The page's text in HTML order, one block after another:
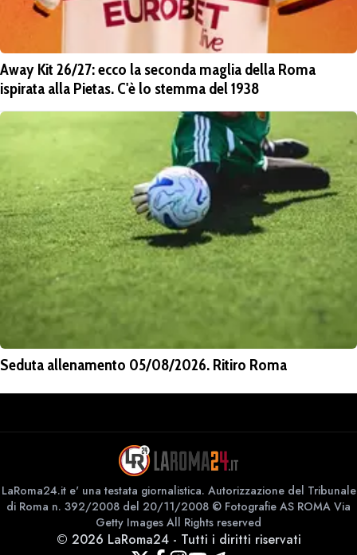
Away Kit 26/27: ecco la seconda maglia della Roma
ispirata alla Pietas. C'è lo stemma del 1938
Seduta allenamento 05/08/2026. Ritiro Roma
LaRoma24.it e' una testata giornalistica. Autorizzazione del Tribunale
di Roma n. 392/2008 del 20/11/2008 © Fotografie AS ROMA Via
Getty Images All Rights reserved
© 2026 LaRoma24- Tutti i diritti riservati